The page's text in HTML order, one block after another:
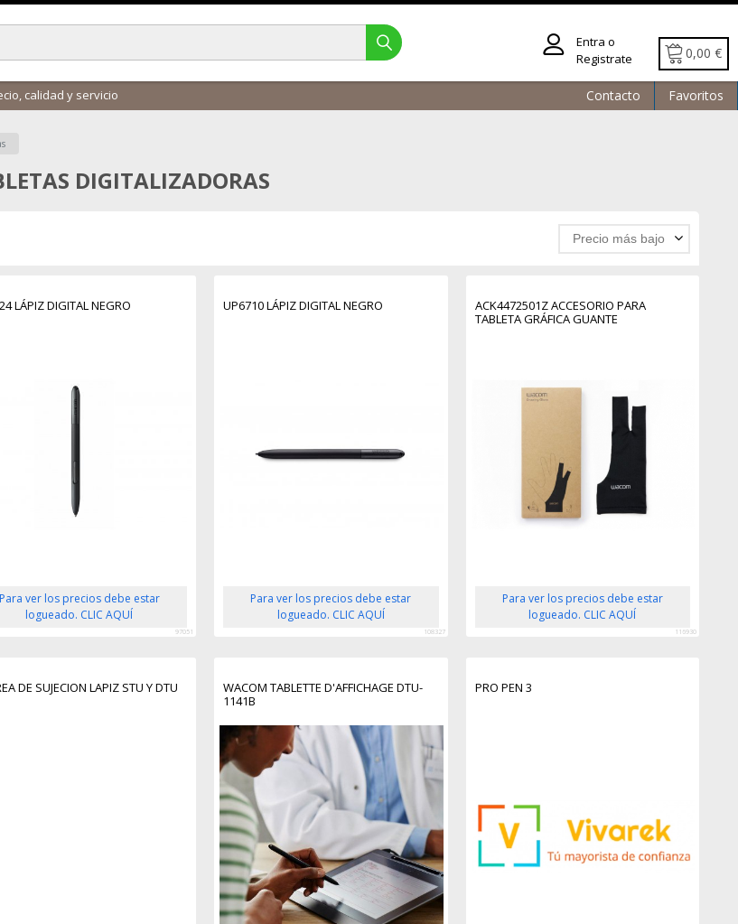
0,00 €
Entra o
Registrate
calidad y servicio Contacto Favoritos
DIGITALIZADORAS
Precio más bajo
LÁPIZ DIGITAL NEGRO
Para ver los precios debe estar
logueado. CLIC AQUÍ
97051
UP6710 LÁPIZ DIGITAL NEGRO
Para ver los precios debe estar
logueado. CLIC AQUÍ
108327
ACK4472501Z ACCESORIO PARA
TABLETA GRÁFICA GUANTE
Para ver los precios debe estar
logueado. CLIC AQUÍ
116930
DE SUJECION LAPIZ STU Y DTU
WACOM TABLETTE D'AFFICHAGE DTU-
1141B
PRO PEN 3